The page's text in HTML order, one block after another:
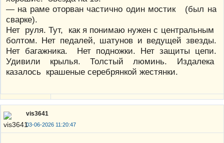
— на раме оторван частично один мостик (был на
сварке).
Нет руля. Тут, как я понимаю нужен с центральным
болтом. Нет педалей, шатунов и ведущей звезды.
Нет багажника. Нет подножки. Нет защиты цепи.
Удивили крылья. Толстый люминь. Издалека
казалось крашеные серебрянкой жестянки.
vis3641
03-06-2026 11:20:47